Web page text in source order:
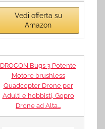
Vedi offerta su
Amazon
DROCON Bugs 3 Potente
Motore brushless
Quadcopter Drone per
Adulti e hobbisti, Gopro
Drone ad Alta...